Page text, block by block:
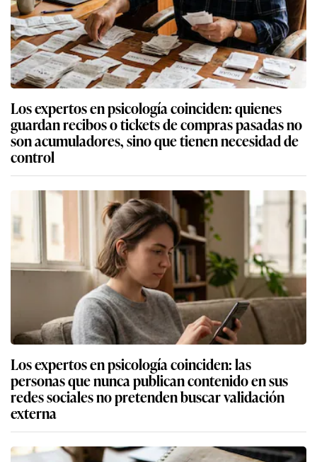
Los expertos en psicología coinciden: quienes
guardan recibos o tickets de compras pasadas no
son acumuladores, sino que tienen necesidad de
control
Los expertos en psicología coinciden: las
personas que nunca publican contenido en sus
redes sociales no pretenden buscar validación
externa